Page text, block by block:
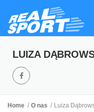
LUIZA
Home O nas Luiza